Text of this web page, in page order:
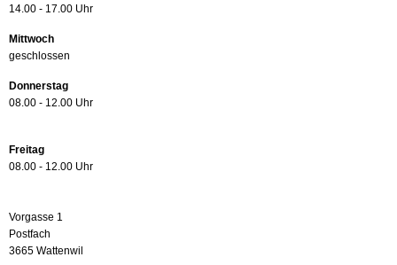
14.00 - 17.00 Uhr
Mittwoch
geschlossen
Donnerstag
08.00 - 12.00 Uhr
Freitag
08.00 - 12.00 Uhr
Vorgasse 1
Postfach
3665 Wattenwil